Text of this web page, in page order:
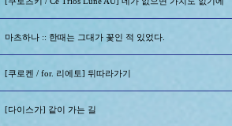
마츠하나 :: 한때는 그대가 꽃인 적 있었다.
[쿠로켄 / for. 리에토] 뒤따라가기
[다이스가] 같이 가는 길